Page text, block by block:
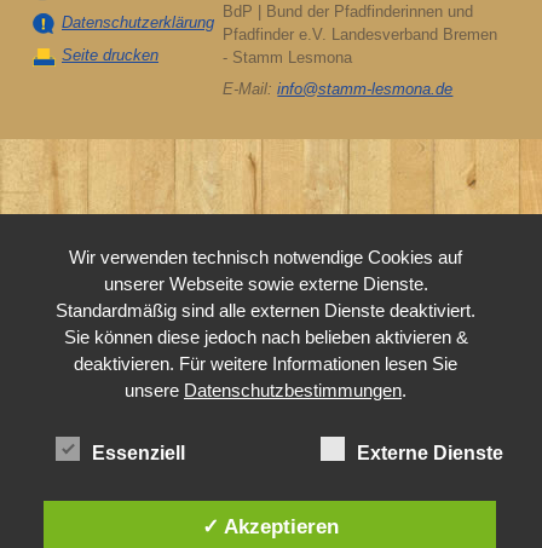
Datenschutzerklärung
Seite drucken
BdP | Bund der Pfadfinderinnen und
Pfadfinder e.V. Landesverband Bremen
- Stamm Lesmona
E-Mail:info@stamm-lesmona.de
Wir verwenden technisch notwendige Cookies auf
unserer Webseite sowie externe Dienste.
Standardmäßig sind alle externen Dienste deaktiviert.
Sie können diese jedoch nach belieben aktivieren &
deaktivieren. Für weitere Informationen lesen Sie
unsere Datenschutzbestimmungen.
Essenziell Externe Dienste
✓ Akzeptieren